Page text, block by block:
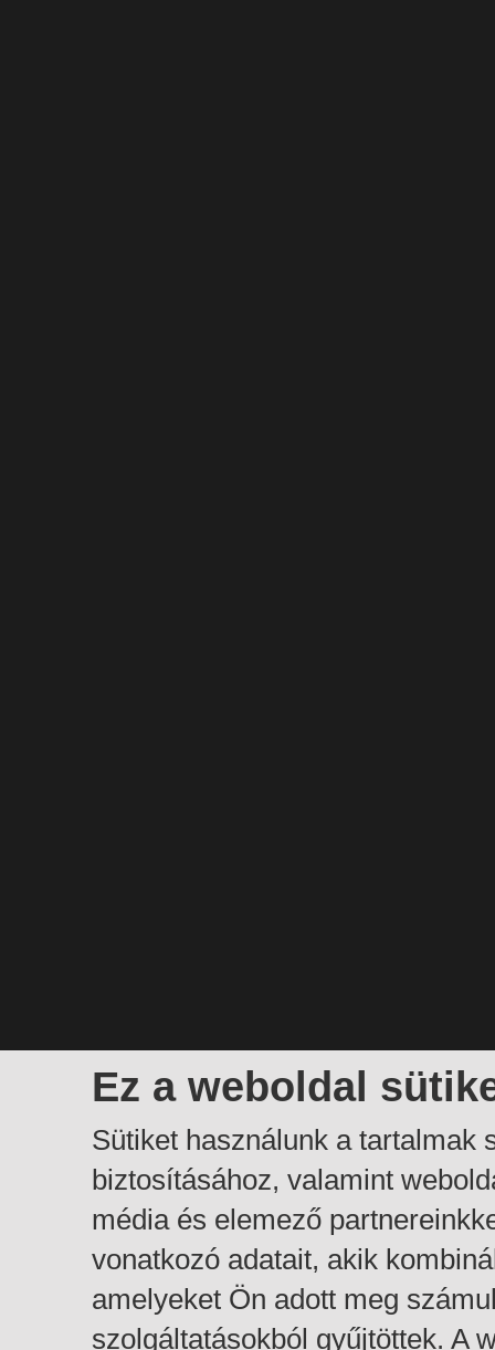
Ez a weboldal
Sütiket használunk a tartalmak
biztosításához, valamint
média és elemező
vonatkozó adatait, akik
amelyeket Ön adott meg
szolgáltatásokból gyűjtöttek. A